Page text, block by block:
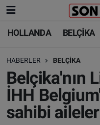
HOLLANDA BELÇİKA
HABERLER BELÇİKA
Belçika'nın
İHH
sahibi
HOLLANDA
BELÇİKA
ALMANYA
FRANSA
HOLLANDA
BELÇİKA
ALMANYA
TÜRKİYE
Nöbetçi Eczaneler
Hava Durumu
Trafik Durumu
Süper Lig Puan